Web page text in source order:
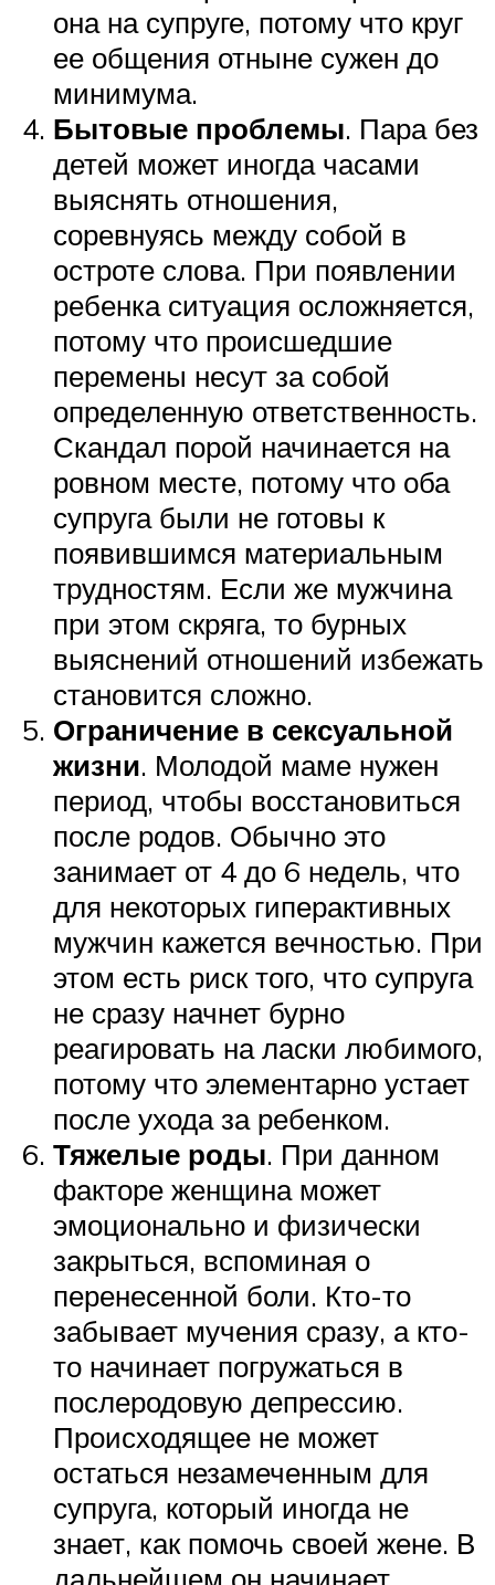
она на супруге, потому что круг
ее общения отныне сужен до
минимума.
Бытовые проблемы. Пара без
детей может иногда часами
выяснять отношения,
соревнуясь между собой в
остроте слова. При появлении
ребенка ситуация осложняется,
потому что происшедшие
перемены несут за собой
определенную ответственность.
Скандал порой начинается на
ровном месте, потому что оба
супруга были не готовы к
появившимся материальным
трудностям. Если же мужчина
при этом скряга, то бурных
выяснений отношений избежать
становится сложно.
Ограничение в сексуальной
жизни. Молодой маме нужен
период, чтобы восстановиться
после родов. Обычно это
занимает от 4 до 6 недель, что
для некоторых гиперактивных
мужчин кажется вечностью. При
этом есть риск того, что супруга
не сразу начнет бурно
реагировать на ласки любимого,
потому что элементарно устает
после ухода за ребенком.
Тяжелые роды. При данном
факторе женщина может
эмоционально и физически
закрыться, вспоминая о
перенесенной боли. Кто-то
забывает мучения сразу, а кто-
то начинает погружаться в
послеродовую депрессию.
Происходящее не может
остаться незамеченным для
супруга, который иногда не
знает, как помочь своей жене. В